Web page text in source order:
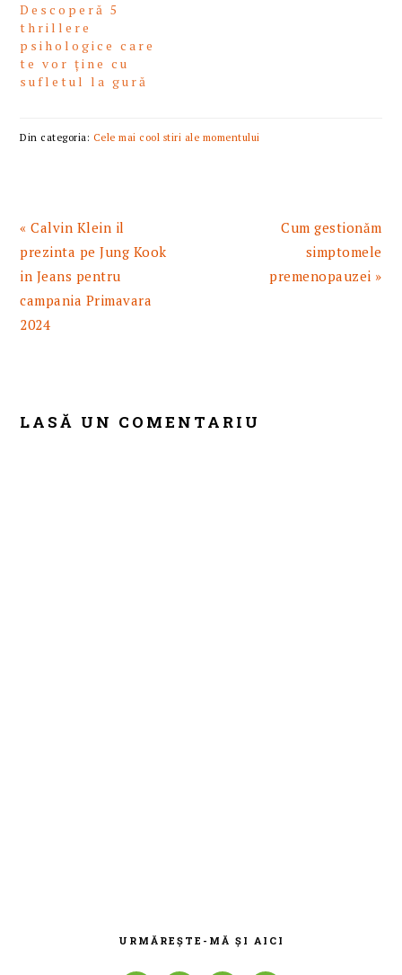
Descoperă 5
thrillere
psihologice care
te vor ține cu
sufletul la gură
Din categoria: Cele mai cool stiri ale momentului
Articol
anterior:
« Calvin Klein il
prezinta pe Jung Kook
in Jeans pentru
campania Primavara
2024
Articolul
urmator:
Cum gestionăm
simptomele
premenopauzei »
INTERACTIONS
LASĂ UN COMENTARIU
URMĂREȘTE-MĂ ȘI AICI